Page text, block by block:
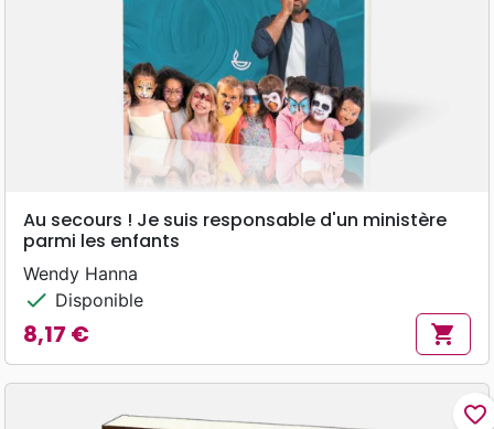
Au secours ! Je suis responsable d'un ministère
parmi les enfants
Wendy Hanna
check Disponible
Prix
8,17 € shopping_cart
favorite_border